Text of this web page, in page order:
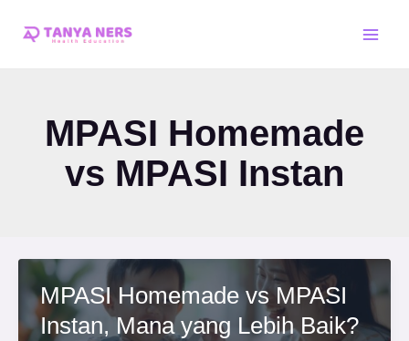
MPASI Homemade
vs MPASI Instan
MPASI Homemade vs MPASI
Instan, Mana yang Lebih Baik?